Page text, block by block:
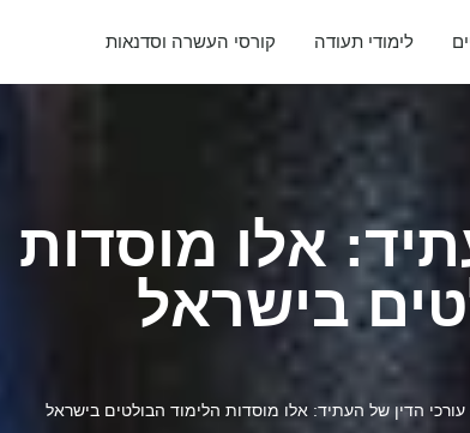
לימודי תעודה קורסי העשרה וסדנאות
אלו מוסדות
בישראל
עורכי הדין של העתיד: אלו מוסדות הלימוד הבולטים בישראל